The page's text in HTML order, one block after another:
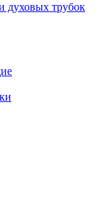
духовых трубок